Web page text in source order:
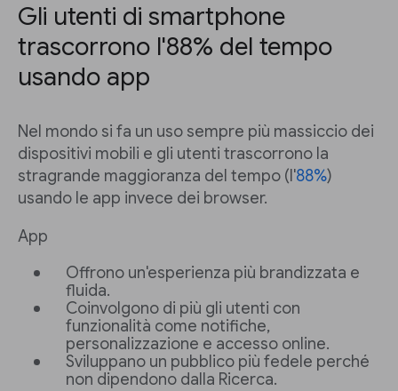
Gli utenti di smartphone
trascorrono l'88% del tempo
usando app
Nel mondo si fa un uso sempre più massiccio dei
dispositivi mobili e gli utenti trascorrono la
stragrande maggioranza del tempo (l'88%)
usando le app invece dei browser.
App
Offrono un'esperienza più brandizzata e
fluida.
Coinvolgono di più gli utenti con
funzionalità come notifiche,
personalizzazione e accesso online.
Sviluppano un pubblico più fedele perché
non dipendono dalla Ricerca.